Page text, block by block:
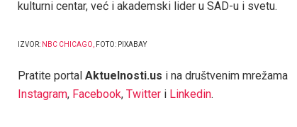
kulturni centar, već i akademski lider u SAD-u i svetu.
IZVOR: NBC CHICAGO, FOTO: PIXABAY
Pratite portal Aktuelnosti.us i na društvenim mrežama
Instagram, Facebook, Twitter i Linkedin.